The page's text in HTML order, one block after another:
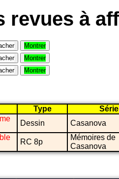
revues à
Montrer
Montrer
Montrer
Type
Série
Dessin Casanova
RC 8p
Mémoires de
Casanova